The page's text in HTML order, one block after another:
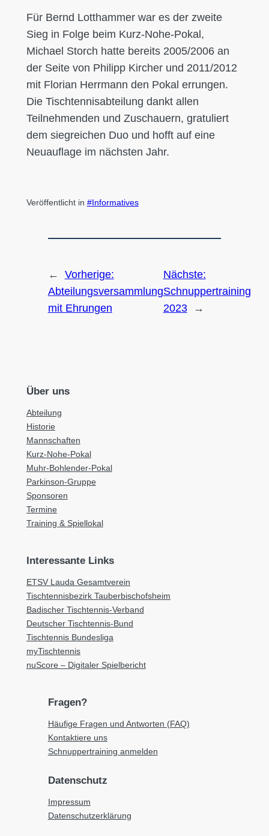
Für Bernd Lotthammer war es der zweite
Sieg in Folge beim Kurz-Nohe-Pokal,
Michael Storch hatte bereits 2005/2006 an
der Seite von Philipp Kircher und 2011/2012
mit Florian Herrmann den Pokal errungen.
Die Tischtennisabteilung dankt allen
Teilnehmenden und Zuschauern, gratuliert
dem siegreichen Duo und hofft auf eine
Neuauflage im nächsten Jahr.
Veröffentlicht in Informatives
←
Vorherige:
Abteilungsversammlung
mit Ehrungen
Nächste:
Schnuppertraining
2023
→
Über uns
Abteilung
Historie
Mannschaften
Kurz-Nohe-Pokal
Muhr-Bohlender-Pokal
Parkinson-Gruppe
Sponsoren
Termine
Training & Spiellokal
Interessante Links
ETSV Lauda Gesamtverein
Tischtennisbezirk Tauberbischofsheim
Badischer Tischtennis-Verband
Deutscher Tischtennis-Bund
Tischtennis Bundesliga
myTischtennis
nuScore – Digitaler Spielbericht
Fragen?
Häufige Fragen und Antworten (FAQ)
Kontaktiere uns
Schnuppertraining anmelden
Datenschutz
Impressum
Datenschutzerklärung